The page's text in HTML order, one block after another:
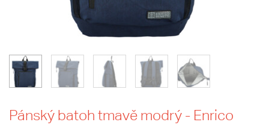
Pánský batoh tmavě modrý - Enrico